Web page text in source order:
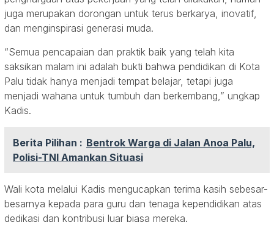
juga merupakan dorongan untuk terus berkarya, inovatif,
dan menginspirasi generasi muda.
“Semua pencapaian dan praktik baik yang telah kita
saksikan malam ini adalah bukti bahwa pendidikan di Kota
Palu tidak hanya menjadi tempat belajar, tetapi juga
menjadi wahana untuk tumbuh dan berkembang,” ungkap
Kadis.
Berita Pilihan : Bentrok Warga di Jalan Anoa Palu,
Polisi-TNI Amankan Situasi
Wali kota melalui Kadis mengucapkan terima kasih sebesar-
besarnya kepada para guru dan tenaga kependidikan atas
dedikasi dan kontribusi luar biasa mereka.